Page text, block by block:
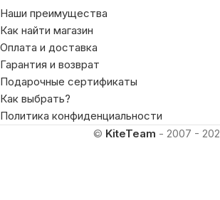
Как найти магазин
Оплата и доставка
Гарантия и возврат
Подарочные сертификаты
Как выбрать?
Политика конфиденциальности
©KiteTeam- 2007 - 2025